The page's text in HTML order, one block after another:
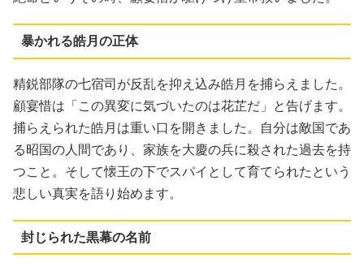
暴かれる皓月の正体
精鋭部隊の七宿司が反乱を抑え込み皓月を捕らえました。
顧宴惜は「この異変に気づいたのは花芷だ」と告げます。
捕らえられた皓月は重い口を開きました。自分は敵国であ
る昭国の人間であり、家族を大慶の兵に殺された過去を持
つこと。そして懐王の下でスパイとして育てられたという
悲しい真実を語り始めます。
封じられた黒幕の名前